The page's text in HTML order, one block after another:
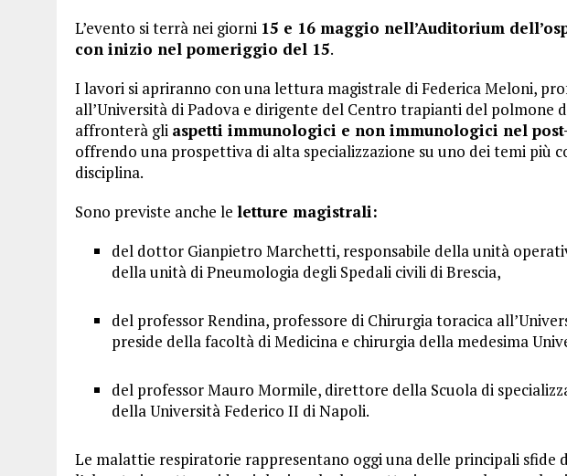
L’evento si terrà nei giorni 15 e 16 maggio nell’Auditorium
con inizio nel pomeriggio del 15.
I lavori si apriranno con una lettura magistrale di Federica Meloni,
all’Università di Padova e dirigente del Centro trapianti del polmone
affronterà gli aspetti immunologici e non immunologici nel
offrendo una prospettiva di alta specializzazione su uno dei temi più
disciplina.
Sono previste anche le letture magistrali:
del dottor Gianpietro Marchetti, responsabile della unità
della unità di Pneumologia degli Spedali civili di Brescia,
del professor Rendina, professore di Chirurgia toracica
preside della facoltà di Medicina e chirurgia della medesima
del professor Mauro Mormile, direttore della Scuola di
della Università Federico II di Napoli.
Le malattie respiratorie rappresentano oggi una delle principali sfide